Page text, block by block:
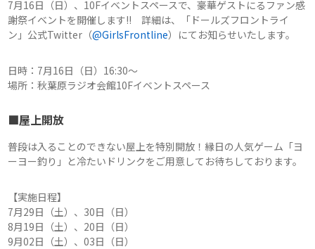
7月16日（日）、10Fイベントスペースで、豪華ゲストにるファン感
謝祭イベントを開催します!! 詳細は、「ドールズフロントライ
ン」公式Twitter（@GirlsFrontline）にてお知らせいたします。
日時：7月16日（日）16:30～
場所：秋葉原ラジオ会館10Fイベントスペース
■屋上開放
普段は入ることのできない屋上を特別開放！縁日の人気ゲーム「ヨ
ーヨー釣り」と冷たいドリンクをご用意してお待ちしております。
【実施日程】
7月29日（土）、30日（日）
8月19日（土）、20日（日）
9月02日（土）、03日（日）